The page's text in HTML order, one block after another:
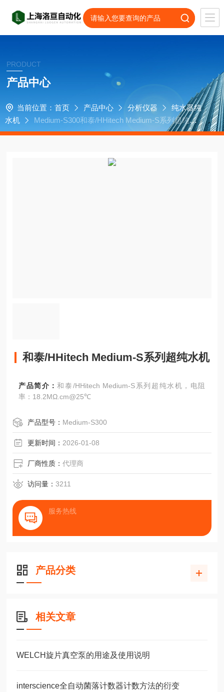
PRODUCT
产品中心
当前位置： 首页 产品中心 分析仪器
纯水器纯
水机
Medium-S300和泰/HHitech Medium-S系列超纯水
机
和泰/HHitech Medium-S系列超纯水机
产品简介：和泰/HHitech Medium-S系列超纯水机，电阻
率：18.2MΩ.cm@25℃
产品型号： Medium-S300
更新时间： 2026-01-08
厂商性质：代理商
访问量：3211
服务热线
产品分类
相关文章
WELCH旋片真空泵的用途及使用说明
interscience全自动菌落计数器计数方法的衍变